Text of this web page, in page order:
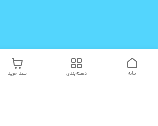
سبد خرید دسته‌بندی خانه